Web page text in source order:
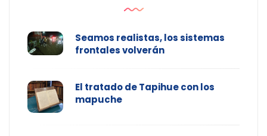
Seamos realistas, los sistemas
frontales volverán
El tratado de Tapihue con los
mapuche